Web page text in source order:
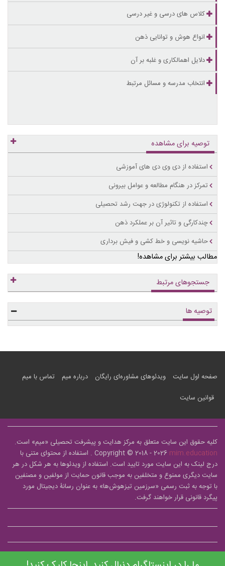
کلاس های درسی و غیر درسی
انواع هوش و توانایی ذهن
دلایل اهمالکاری و غلبه بر آن
انتخاب مدرسه و مسائل مرتبط
توصیه برای مشاهده
استفاده از دی وی دی های آموزشی
تمرکز در هنگام مطالعه و عوامل بیرونی
استفاده از تکنولوژی در جهت رشد تحصیلی
چندکارگی و تاثیر آن بر عملکرد ذهن
حاشیه نویسی و خط کشی و فیش برداری
مطالب بیشتر برای مشاهده!
جستجوهای مرتبط
توصیه ها
صفحه اول سایت ویدئوهای مشاوره‌ای رایگان درباره میم
تماس با میم
قوانین سایت
کلیه حقوق این سایت متعلق به مرکز هدایت و پیشرفت تحصیلی «میم» است.
Copyright © 2018 - 2026 mim.education
. استفاده از محتوای متنی با
درج لینک به این سایت مورد تایید است. استفاده از ویدئوها به هر شکل در هر
سایت دیگری ممنوع و متخلفین به موجب قانون حمایت از مولفین و مصنفین
با توجه به ثبت رسمی «سرزمین تیزهوش‌ها» به عنوان رسانۀ دیجیتال مورد
پیگرد قانونی قرار خواهند گرفت.